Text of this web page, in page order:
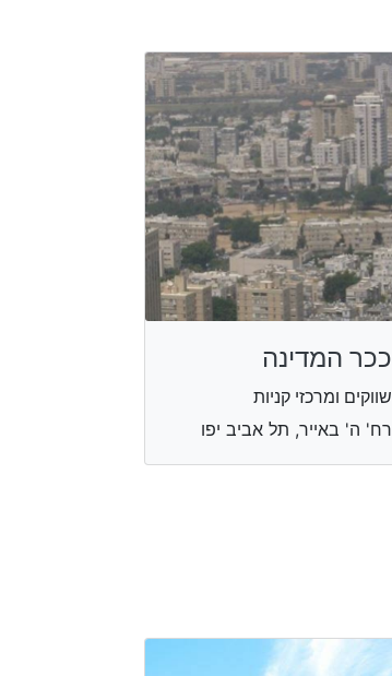
ככר המדינה
שווקים ומרכזי קניות
רח' ה' באייר, תל אביב יפו